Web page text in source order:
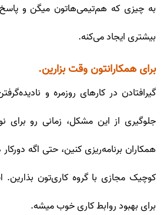
به چیزی که هم‌تیمی‌هاتون میگن و پاسخ
بیشتری ایجاد می‌کنه.
برای همکارانتون وقت بزارین.
گیرافتادن در کارهای روزمره و
جلوگیری از این مشکل، زمانی رو برای
همکاران برنامه‌ریزی کنین، حتی اگه
کوچیک مجازی با گروه کاری‌تون بذارین.
برای بهبود روابط کاری خوب میشه.